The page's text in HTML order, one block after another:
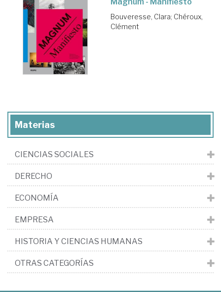
Bouveresse, Clara; Chéroux,
Clément
Materias
CIENCIAS SOCIALES
DERECHO
ECONOMÍA
EMPRESA
HISTORIA Y CIENCIAS HUMANAS
OTRAS CATEGORÍAS